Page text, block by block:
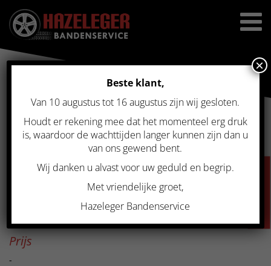
Home>Gebruikte velgen >Exclusieve breedset 20 inch Concaver
EXCLUSIEVE BREEDSET 20
INCH CONCAVER VELGEN
VOOR BMW 5/6 SERIE
5×120 BRONS TPMS RFT
Prijs
-
Beste klant,
Van 10 augustus tot 16 augustus zijn wij gesloten.
Houdt er rekening mee dat het momenteel erg druk
is, waardoor de wachttijden langer kunnen zijn dan u
van ons gewend bent.
Wij danken u alvast voor uw geduld en begrip.
Met vriendelijke groet,
Hazeleger Bandenservice
×